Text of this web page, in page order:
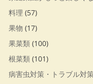
料理 (57)
果物 (17)
果菜類 (100)
根菜類 (101)
病害虫対策・トラブル対策